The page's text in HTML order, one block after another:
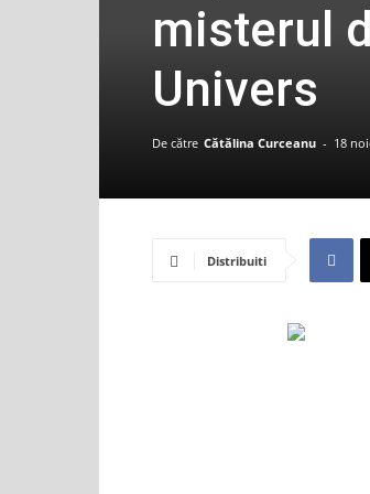
misterul
Univers
De către Cătălina Curceanu - 18
Distribuiti